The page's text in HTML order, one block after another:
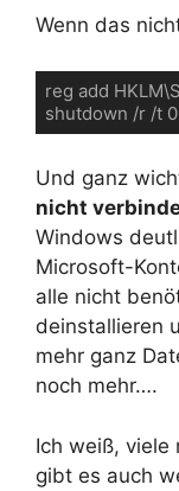
Wenn das
reg add
shutdown /r /t 0
Und ganz
nicht
Windows
Microsoft-
alle nicht
deinstallieren
mehr ganz
noch mehr….
Ich weiß, viele
gibt es auch